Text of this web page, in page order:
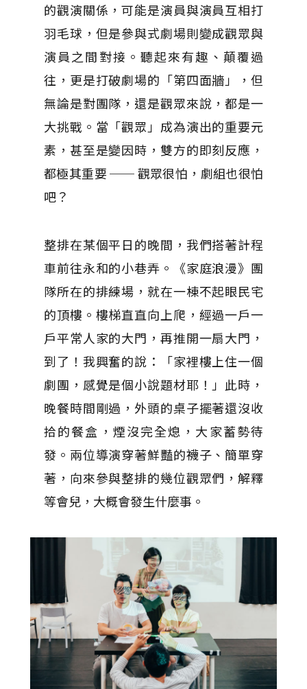
的觀演關係，可能是演員與演員互相打
羽毛球，但是參與式劇場則變成觀眾與
演員之間對接。聽起來有趣、顛覆過
往，更是打破劇場的「第四面牆」，但
無論是對團隊，還是觀眾來說，都是一
大挑戰。當「觀眾」成為演出的重要元
素，甚至是變因時，雙方的即刻反應，
都極其重要 ── 觀眾很怕，劇組也很怕
吧？
整排在某個平日的晚間，我們搭著計程
車前往永和的小巷弄。《家庭浪漫》團
隊所在的排練場，就在一棟不起眼民宅
的頂樓。樓梯直直向上爬，經過一戶一
戶平常人家的大門，再推開一扇大門，
到了！我興奮的說：「家裡樓上住一個
劇團，感覺是個小說題材耶！」此時，
晚餐時間剛過，外頭的桌子擺著還沒收
拾的餐盒，煙沒完全熄，大家蓄勢待
發。兩位導演穿著鮮豔的襪子、簡單穿
著，向來參與整排的幾位觀眾們，解釋
等會兒，大概會發生什麼事。